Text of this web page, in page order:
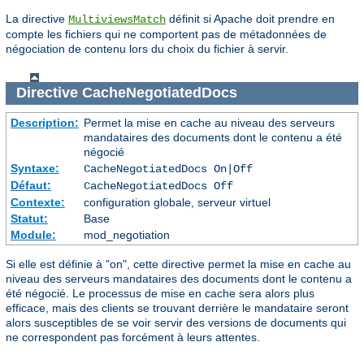
La directive MultiviewsMatch définit si Apache doit prendre en
compte les fichiers qui ne comportent pas de métadonnées de
négociation de contenu lors du choix du fichier à servir.
Directive CacheNegotiatedDocs
Description: Permet la mise en cache au niveau des serveurs
mandataires des documents dont le contenu a été
négocié
Syntaxe:
CacheNegotiatedDocs On|Off
Défaut:
CacheNegotiatedDocs Off
Contexte:
configuration globale, serveur virtuel
Statut:
Base
Module:
mod_negotiation
Si elle est définie à "on", cette directive permet la mise en cache au
niveau des serveurs mandataires des documents dont le contenu a
été négocié. Le processus de mise en cache sera alors plus
efficace, mais des clients se trouvant derrière le mandataire seront
alors susceptibles de se voir servir des versions de documents qui
ne correspondent pas forcément à leurs attentes.